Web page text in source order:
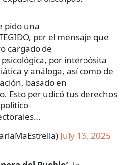
pido una
por el mensaje que
cargado de
por interpósita
y análoga, así como de
basado en
Esto perjudicó tus derechos
político-
July 13, 2025